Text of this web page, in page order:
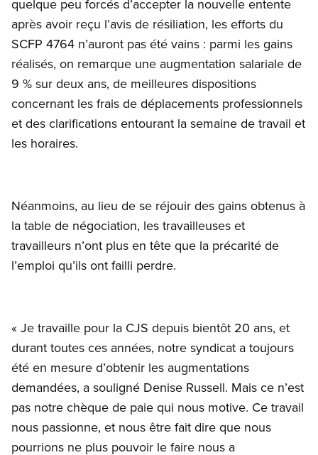
quelque peu forcés d’accepter la nouvelle entente
après avoir reçu l’avis de résiliation, les efforts du
SCFP 4764 n’auront pas été vains : parmi les gains
réalisés, on remarque une augmentation salariale de
9 % sur deux ans, de meilleures dispositions
concernant les frais de déplacements professionnels
et des clarifications entourant la semaine de travail et
les horaires.
Néanmoins, au lieu de se réjouir des gains obtenus à
la table de négociation, les travailleuses et
travailleurs n’ont plus en tête que la précarité de
l’emploi qu’ils ont failli perdre.
« Je travaille pour la CJS depuis bientôt 20 ans, et
durant toutes ces années, notre syndicat a toujours
été en mesure d’obtenir les augmentations
demandées, a souligné Denise Russell. Mais ce n’est
pas notre chèque de paie qui nous motive. Ce travail
nous passionne, et nous être fait dire que nous
pourrions ne plus pouvoir le faire nous a